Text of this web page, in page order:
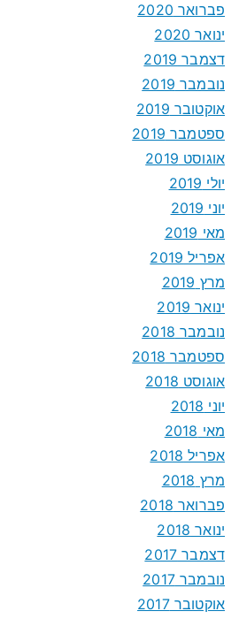
פברואר 2020
ינואר 2020
דצמבר 2019
נובמבר 2019
אוקטובר 2019
ספטמבר 2019
אוגוסט 2019
יולי 2019
יוני 2019
מאי 2019
אפריל 2019
מרץ 2019
ינואר 2019
נובמבר 2018
ספטמבר 2018
אוגוסט 2018
יוני 2018
מאי 2018
אפריל 2018
מרץ 2018
פברואר 2018
ינואר 2018
דצמבר 2017
נובמבר 2017
אוקטובר 2017